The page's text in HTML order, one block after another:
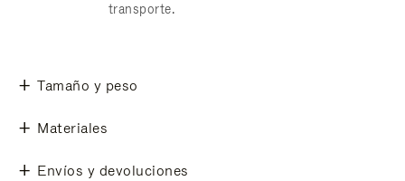
transporte.
Tamaño y peso
Materiales
Envíos y devoluciones